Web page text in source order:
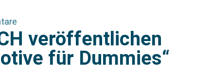
veröffentlichen
für Dummies“